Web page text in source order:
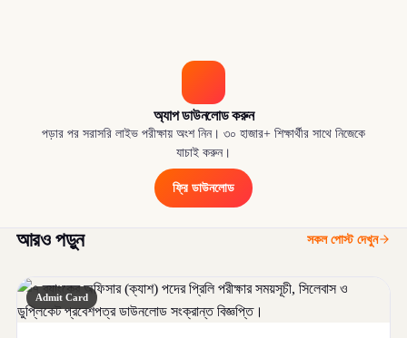
অ্যাপ ডাউনলোড করুন
পড়ার পর সরাসরি লাইভ পরীক্ষায় অংশ নিন। ৩০ হাজার+ শিক্ষার্থীর সাথে নিজেকে
যাচাই করুন।
ফ্রি ডাউনলোড
আরও পড়ুন সকল পোস্ট দেখুন
Admit Card